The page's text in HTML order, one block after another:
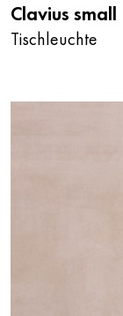
Clavius small
Tischleuchte